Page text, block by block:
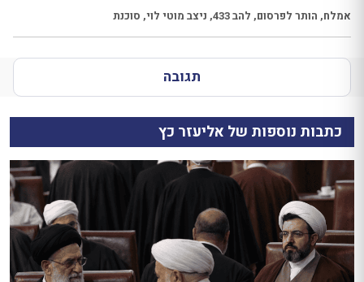
אמלח, הותר לפרסום, להב 433 , ניצב מוטי לוי, סוכנת
תגובה
כתבות נוספות של אליעזר כץ